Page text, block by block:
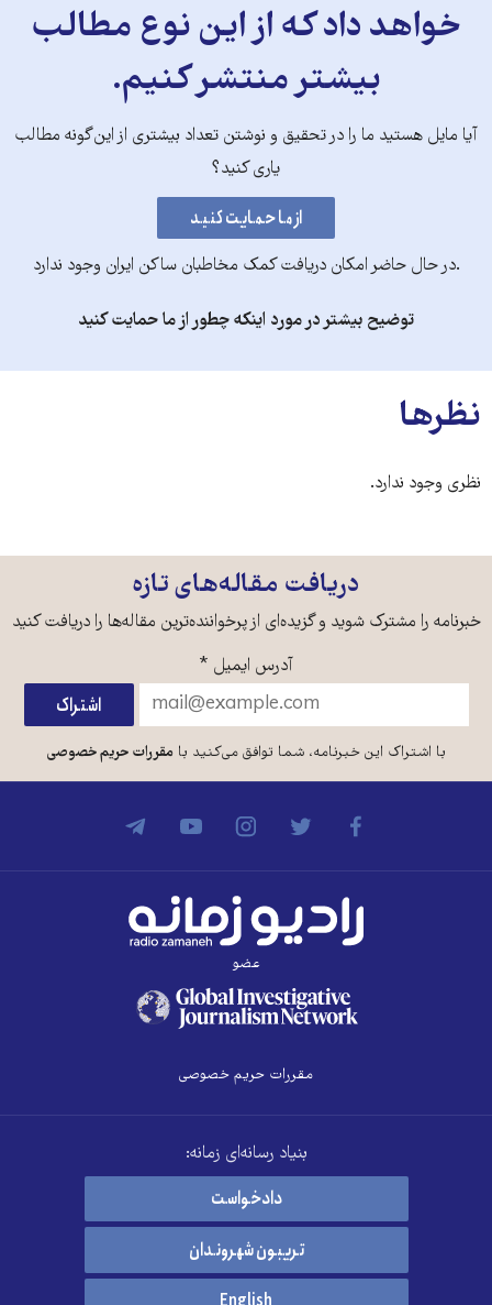
خواهد داد که از این نوع مطالب
بیشتر منتشر کنیم.
آیا مایل هستید ما را در تحقیق و نوشتن تعداد بیشتری از این‌گونه مطالب
یاری کنید؟
.در حال حاضر امکان دریافت کمک مخاطبان ساکن ایران وجود ندارد
توضیح بیشتر در مورد اینکه چطور از ما حمایت کنید
نظرها
نظری وجود ندارد.
دریافت مقاله‌های تازه
خبرنامه را مشترک شوید و گزیده‌ای از پرخواننده‌ترین مقاله‌ها را دریافت کنید
آدرس ایمیل *
با اشتراک این خبرنامه، شما توافق می‌کنید بامقررات حریم خصوصی
عضو
مقررات حریم خصوصی
بنیاد رسانه‌ای زمانه:
دادخواست
تریبون شهروندان